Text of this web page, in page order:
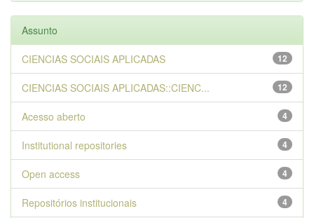
Assunto
12
CIENCIAS SOCIAIS APLICADAS
12
CIENCIAS SOCIAIS APLICADAS::CIENC...
4
Acesso aberto
4
Institutional repositories
4
Open access
4
Repositórios institucionais